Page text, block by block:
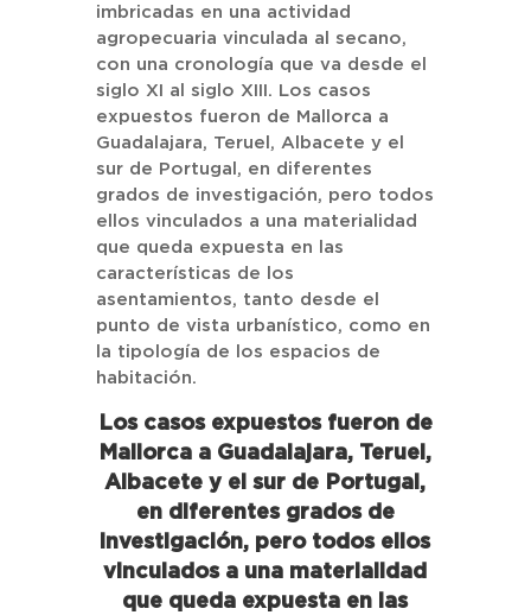
imbricadas en una actividad
agropecuaria vinculada al secano,
con una cronología que va desde el
siglo XI al siglo XIII. Los casos
expuestos fueron de Mallorca a
Guadalajara, Teruel, Albacete y el
sur de Portugal, en diferentes
grados de investigación, pero todos
ellos vinculados a una materialidad
que queda expuesta en las
características de los
asentamientos, tanto desde el
punto de vista urbanístico, como en
la tipología de los espacios de
habitación.
Los casos expuestos fueron de
Mallorca a Guadalajara, Teruel,
Albacete y el sur de Portugal,
en diferentes grados de
investigación, pero todos ellos
vinculados a una materialidad
que queda expuesta en las